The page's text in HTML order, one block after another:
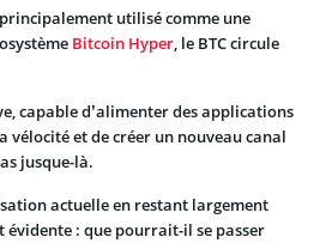
utilisé comme une
Bitcoin Hyper, le BTC circule
capable d’alimenter des applications
vélocité et de créer un nouveau canal
jusque-là.
actuelle en restant largement
: que pourrait-il se passer